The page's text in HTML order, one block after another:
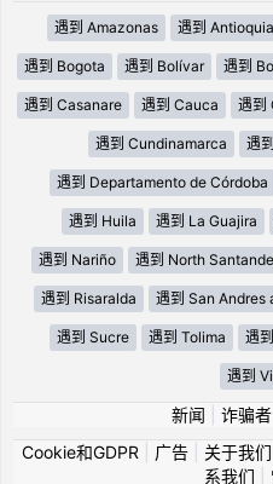
遇到 Amazonas 遇到 Antioquia
遇到 Bogota 遇到 Bolívar 遇到
遇到 Casanare 遇到 Cauca 遇到
遇到 Cundinamarca 遇
遇到 Departamento de Córdoba
遇到 Huila 遇到 La Guajira
遇到 Nariño 遇到 North
遇到 Risaralda 遇到 San Andres
遇到 Sucre 遇到 Tolima 遇
遇到
新闻 诈骗者
Cookie和GDPR
广告| 关于我们
系我们